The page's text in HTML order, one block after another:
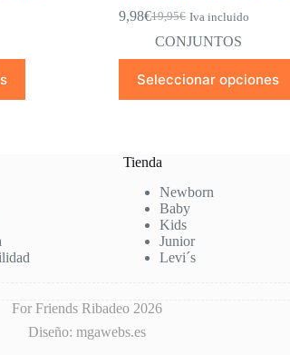
19,95€
El
precio
original
era:
19,95€.
9,98€El
precio
actual
es:
9,98€.
Iva incluido
CONJUNTOS
Seleccionar opciones
producto
tiene
opciones
pueden
elegir
página
Tienda
Newborn
Baby
Kids
Junior
Levi´s
For Friends Ribadeo 2026
Diseño: mgawebs.es